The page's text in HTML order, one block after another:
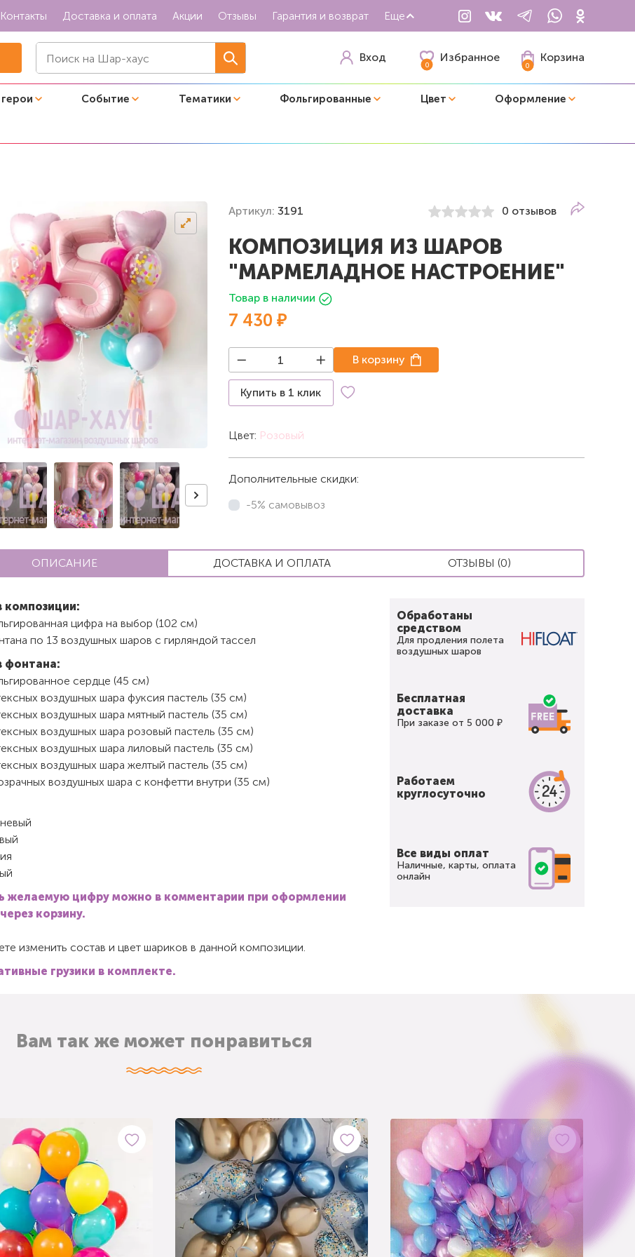
Контакты Доставка и оплата Акции Отзывы Гарантия и возврат Еще
Вход
0
Избранное
0
Корзина
Событие Тематики Фольгированные Цвет Оформление
Артикул: 3191 0 отзывов
КОМПОЗИЦИЯ ИЗ ШАРОВ
"МАРМЕЛАДНОЕ НАСТРОЕНИЕ"
Товар в наличии
7 430 ₽
Купить в 1 клик
В корзину
Цвет: Розовый
Дополнительные скидки:
-5% самовывоз
ОПИСАНИЕ ДОСТАВКА И ОПЛАТА ОТЗЫВЫ (0)
композиции:
цифра на выбор (102 см)
по 13 воздушных шаров с гирляндой тассел
фонтана:
сердце (45 см)
воздушных шара фуксия пастель (35 см)
воздушных шара мятный пастель (35 см)
воздушных шара розовый пастель (35 см)
воздушных шара лиловый пастель (35 см)
воздушных шара желтый пастель (35 см)
воздушных шара с конфетти внутри (35 см)
желаемую цифру можно в комментарии при оформлении
корзину.
изменить состав и цвет шариков в данной композиции.
грузики в комплекте.
Обработаны
средством
Для продления полета
воздушных шаров
Бесплатная
доставка
При заказе от 5 000 ₽
Работаем
круглосуточно
Все виды оплат
Наличные, карты, оплата
онлайн
Вам так же может понравиться